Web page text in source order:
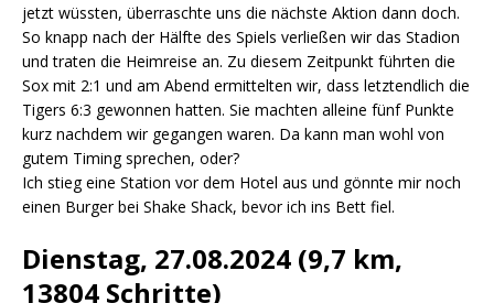
jetzt wüssten, überraschte uns die nächste Aktion dann doch.
So knapp nach der Hälfte des Spiels verließen wir das Stadion
und traten die Heimreise an. Zu diesem Zeitpunkt führten die
Sox mit 2:1 und am Abend ermittelten wir, dass letztendlich die
Tigers 6:3 gewonnen hatten. Sie machten alleine fünf Punkte
kurz nachdem wir gegangen waren. Da kann man wohl von
gutem Timing sprechen, oder?
Ich stieg eine Station vor dem Hotel aus und gönnte mir noch
einen Burger bei Shake Shack, bevor ich ins Bett fiel.
Dienstag, 27.08.2024 (9,7 km,
13804 Schritte)